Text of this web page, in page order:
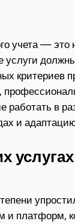
учета — это
услуги
критериев
работать в
и
услугах
и платформ,